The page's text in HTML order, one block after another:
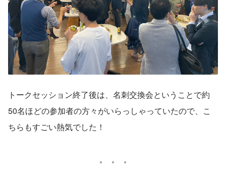
トークセッション終了後は、名刺交換会ということで約
50名ほどの参加者の方々がいらっしゃっていたので、こ
ちらもすごい熱気でした！